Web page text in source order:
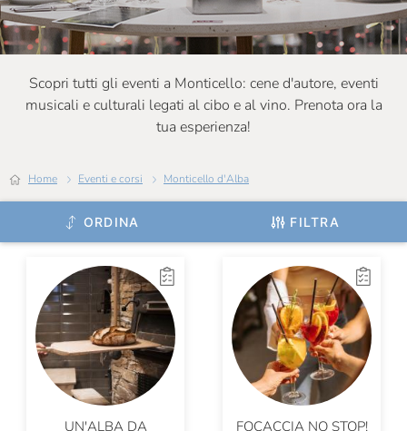
Scopri tutti gli eventi a Monticello: cene d'autore, eventi
musicali e culturali legati al cibo e al vino. Prenota ora la
tua esperienza!
Home Eventi e corsi Monticello d'Alba
ORDINA FILTRA
UN'ALBA DA
FOCACCIA NO STOP!